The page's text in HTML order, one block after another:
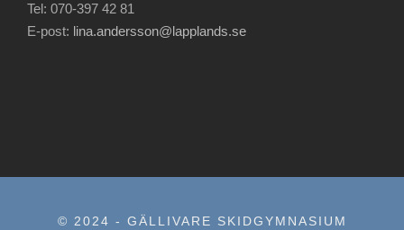
Tel: 070-397 42 81
E-post: lina.andersson@lapplands.se
© 2024 - GÄLLIVARE SKIDGYMNASIUM